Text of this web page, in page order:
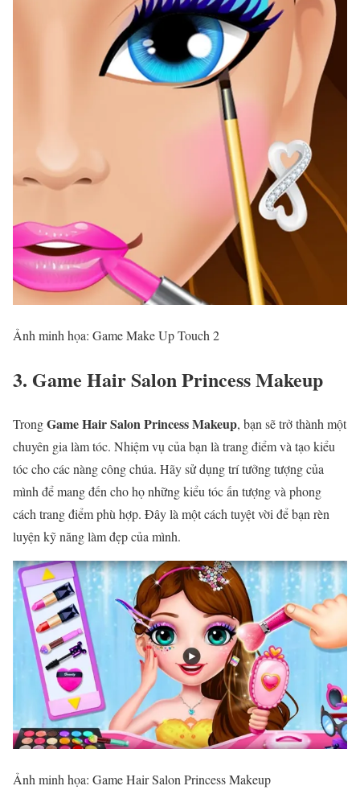
Ảnh minh họa: Game Make Up Touch 2
3. Game Hair Salon Princess Makeup
TrongGame Hair Salon Princess Makeup, bạn sẽ trở thành một
chuyên gia làm tóc. Nhiệm vụ của bạn là trang điểm và tạo kiểu
tóc cho các nàng công chúa. Hãy sử dụng trí tưởng tượng của
mình để mang đến cho họ những kiểu tóc ấn tượng và phong
cách trang điểm phù hợp. Đây là một cách tuyệt vời để bạn rèn
luyện kỹ năng làm đẹp của mình.
Ảnh minh họa: Game Hair Salon Princess Makeup